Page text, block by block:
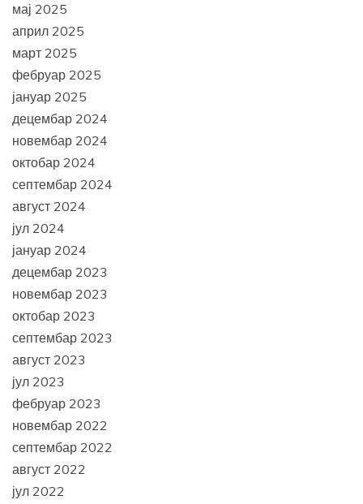
мај 2025
април 2025
март 2025
фебруар 2025
јануар 2025
децембар 2024
новембар 2024
октобар 2024
септембар 2024
август 2024
јул 2024
јануар 2024
децембар 2023
новембар 2023
октобар 2023
септембар 2023
август 2023
јул 2023
фебруар 2023
новембар 2022
септембар 2022
август 2022
јул 2022